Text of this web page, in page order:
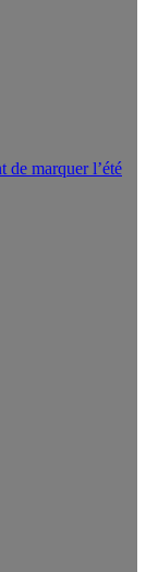
de marquer l’été